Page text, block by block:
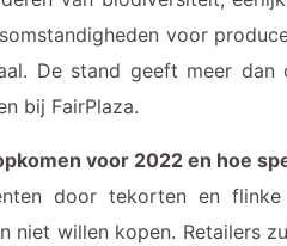
voor
De stand geeft meer
bij FairPlaza.
voor 2022 en hoe
door tekorten en
niet willen kopen. Retailers